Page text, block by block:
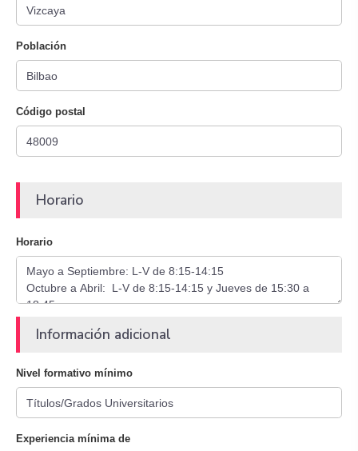
Población
Código postal
Horario
Horario
Información adicional
Nivel formativo mínimo
Experiencia mínima de